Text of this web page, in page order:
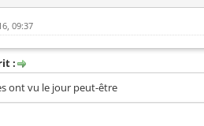
09:37
:
ont vu le jour peut-être